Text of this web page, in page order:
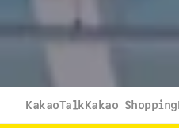
KakaoTalk Kakao Shopping